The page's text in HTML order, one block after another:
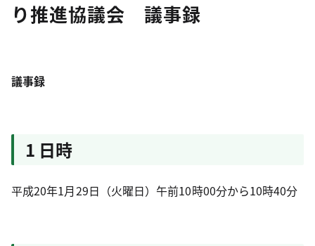
り推進協議会 議事録
議事録
1 日時
平成20年1月29日（火曜日）午前10時00分から10時40分